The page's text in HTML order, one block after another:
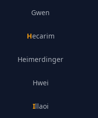
Gwen
Hecarim
Heimerdinger
Hwei
Illaoi